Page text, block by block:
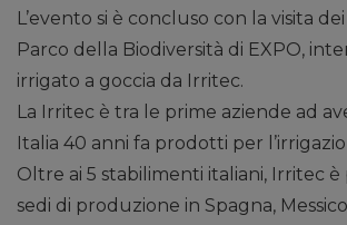
L’evento si è concluso con la visita
Parco della Biodiversità di EXPO,
irrigato a goccia da Irritec.
La Irritec è tra le prime aziende ad
Italia 40 anni fa prodotti per
Oltre ai 5 stabilimenti italiani, Irritec
sedi di produzione in Spagna,